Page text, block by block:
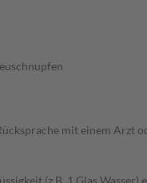
mit einem Arzt
(z.B. 1 Glas Wasser)